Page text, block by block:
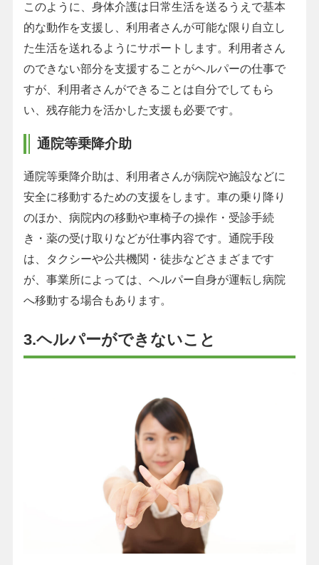
このように、身体介護は日常生活を送るうえで基本
的な動作を支援し、利用者さんが可能な限り自立し
た生活を送れるようにサポートします。利用者さん
のできない部分を支援することがヘルパーの仕事で
すが、利用者さんができることは自分でしてもら
い、残存能力を活かした支援も必要です。
通院等乗降介助
通院等乗降介助は、利用者さんが病院や施設などに
安全に移動するための支援をします。車の乗り降り
のほか、病院内の移動や車椅子の操作・受診手続
き・薬の受け取りなどが仕事内容です。通院手段
は、タクシーや公共機関・徒歩などさまざまです
が、事業所によっては、ヘルパー自身が運転し病院
へ移動する場合もあります。
3.ヘルパーができないこと